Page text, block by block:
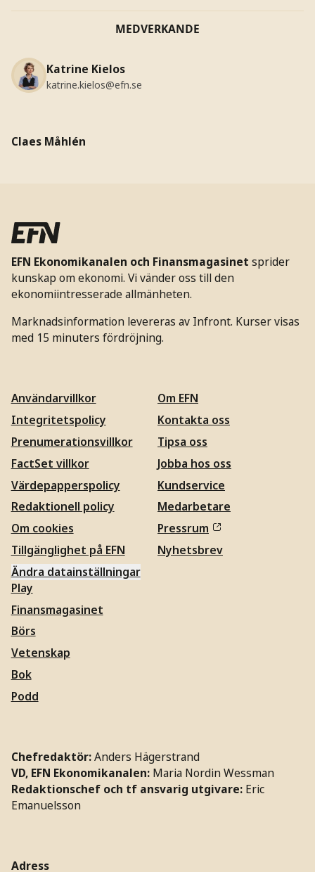
MEDVERKANDE
Katrine Kielos
katrine.kielos@efn.se
Claes Måhlén
EFN Ekonomikanalen och Finansmagasinet sprider
kunskap om ekonomi. Vi vänder oss till den
ekonomiintresserade allmänheten.
Marknadsinformation levereras av Infront. Kurser visas
med 15 minuters fördröjning.
Användarvillkor
Integritetspolicy
Prenumerationsvillkor
FactSet villkor
Värdepapperspolicy
Redaktionell policy
Om cookies
Tillgänglighet på EFN
Ändra datainställningar
Om EFN
Kontakta oss
Tipsa oss
Jobba hos oss
Kundservice
Medarbetare
Pressrum
Nyhetsbrev
Play
Finansmagasinet
Börs
Vetenskap
Bok
Podd
Chefredaktör:Anders Hägerstrand
VD, EFN Ekonomikanalen: Maria Nordin Wessman
Redaktionschef och tf ansvarig utgivare: Eric
Emanuelsson
Adress